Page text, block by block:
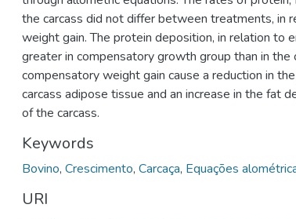
the carcass did not differ between treatments, in
weight gain. The protein deposition, in relation to
greater in compensatory growth group than in the
compensatory weight gain cause a reduction in
carcass adipose tissue and an increase in the fat
of the carcass.
Keywords
Bovino, Crescimento, Carcaça, Equações
URI